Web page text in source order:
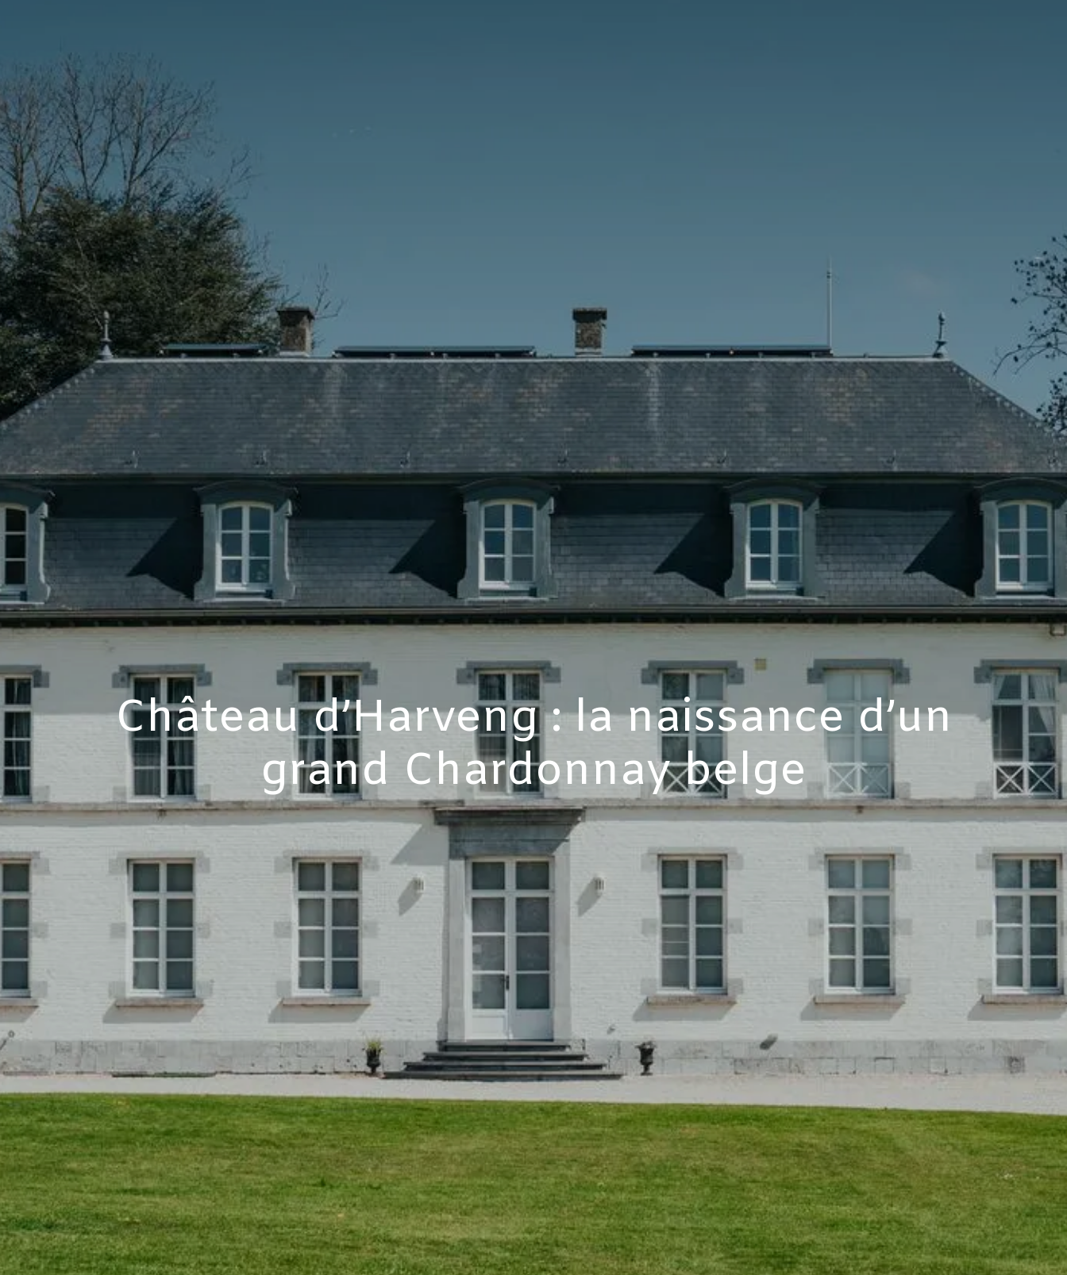
Château d’Harveng : la naissance d’un
grand Chardonnay belge